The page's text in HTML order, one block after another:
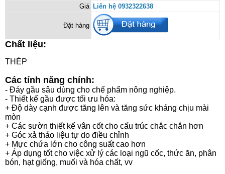
Giá Liên hệ 0932322638
Đặt hàng
Chất liệu:
THÉP
Các tính năng chính:
- Đáy gầu sâu dùng cho chế phẩm nông nghiệp.
- Thiết kế gầu được tối ưu hóa:
+ Độ dày cạnh được tăng lên và tăng sức kháng chịu mài
mòn
+ Các sườn thiết kế vân cốt cho cấu trúc chắc chắn hơn
+ Góc xả tháo liệu tự do điều chỉnh
+ Mực chứa lớn cho công suất cao hơn
+ Áp dụng tốt cho việc xử lý các loại ngũ cốc, thức ăn, phân
bón, hạt giống, muối và hóa chất, vv